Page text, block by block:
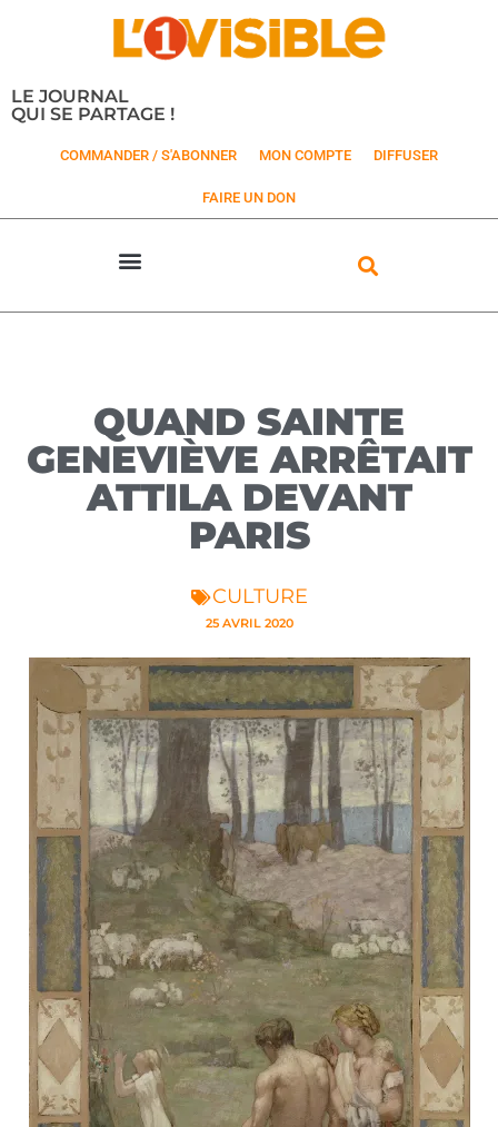
LE JOURNAL
QUI SE PARTAGE !
COMMANDER / S'ABONNER MON COMPTE DIFFUSER
FAIRE UN DON
QUAND SAINTE
GENEVIÈVE ARRÊTAIT
ATTILA DEVANT
PARIS
CULTURE
25 AVRIL 2020